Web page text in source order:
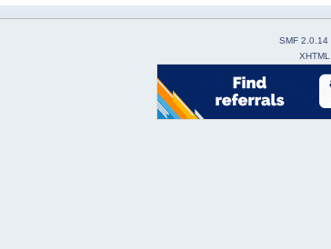
SMF 2.0.14
XHTML